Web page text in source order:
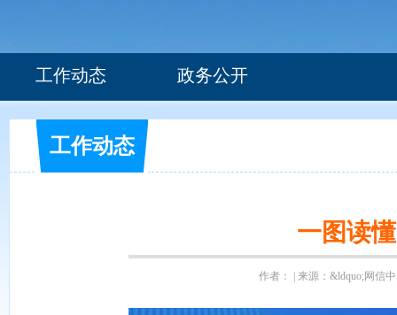
工作动态 政务公开
组织机构 部门文件
工作动态
一图读
作者： | 来源：&ldquo;网信